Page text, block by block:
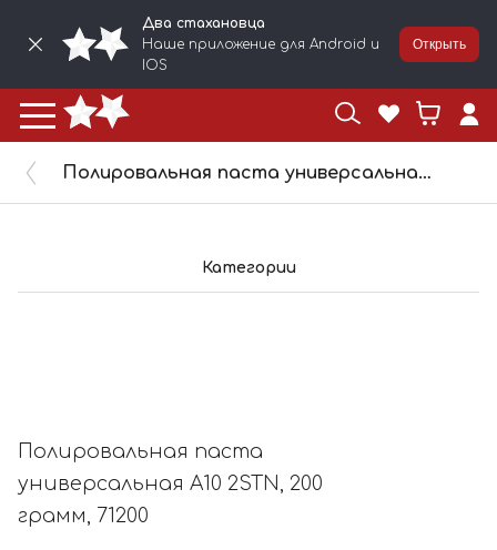
Два стахановца
Наше приложение для Android и
IOS
Открыть
Полировальная паста универсальная А10 2STN, 200 грамм, 71200
Категории
Полировальная паста
универсальная А10 2STN, 200
грамм, 71200